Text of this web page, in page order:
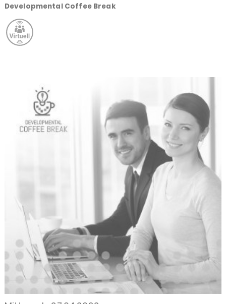
Developmental Coffee Break